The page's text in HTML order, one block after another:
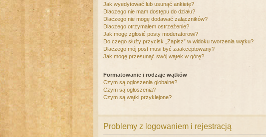
Jak wyedytować lub usunąć ankietę?
Dlaczego nie mam dostępu do działu?
Dlaczego nie mogę dodawać załączników?
Dlaczego otrzymałem ostrzeżenie?
Jak mogę zgłosić posty moderatorowi?
Do czego służy przycisk „Zapisz” w widoku tworzenia wątku?
Dlaczego mój post musi być zaakceptowany?
Jak mogę przesunąć swój wątek w górę?
Formatowanie i rodzaje wątków
Czym są ogłoszenia globalne?
Czym są ogłoszenia?
Czym są wątki przyklejone?
Problemy z logowaniem i rejestracją